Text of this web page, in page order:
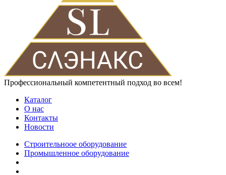
Профессиональный компетентный подход во всем!
Каталог
О нас
Контакты
Новости
Строительноое оборудование
Промышленное оборудование